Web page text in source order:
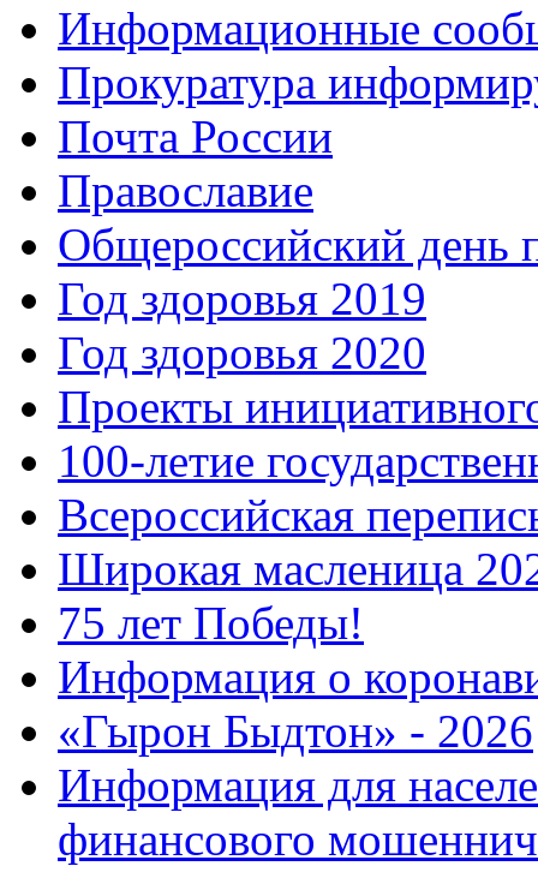
Информационные
Прокуратура
Почта России
Православие
Общероссийский день
Год здоровья 2019
Год здоровья 2020
Проекты
100-летие
Всероссийская
Широкая масленица
75 лет Победы!
Информация о
«Гырон Быдтон» - 2026
Информация для
финансового